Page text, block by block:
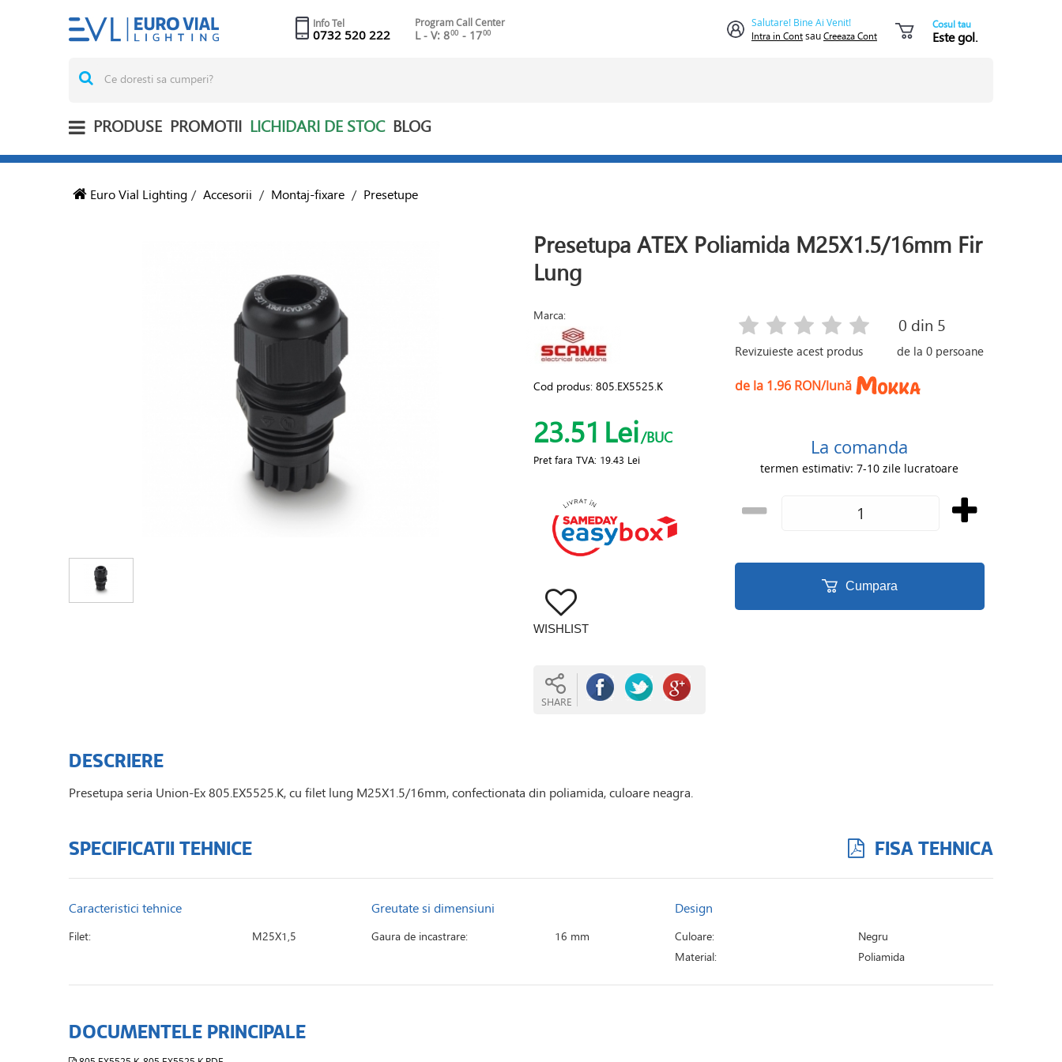
Info Tel
0732 520 222
Program Call Center
L - V: 800 - 1700
Salutare! Bine Ai Venit!
Intra in ContsauCreeaza Cont
Cosul tau
Este gol.
PRODUSE PROMOTII LICHIDARI DE STOC BLOG
Euro Vial Lighting / Accesorii / Montaj-fixare / Presetupe
Presetupa ATEX Poliamida M25X1.5/16mm Fir
Lung
Marca:
Cod produs:805.EX5525.K
23.51Lei/BUC
Pret fara TVA: 19.43 Lei
WISHLIST
SHARE
Revizuieste acest produs
0 din 5
de la0 persoane
de la 1.96 RON/lună
La comanda
termen estimativ: 7-10 zile lucratoare
Cumpara
DESCRIERE
Presetupa seria Union-Ex 805.EX5525.K, cu filet lung M25X1.5/16mm, confectionata din poliamida, culoare neagra.
SPECIFICATII TEHNICE FISA TEHNICA
Caracteristici tehnice
Filet: M25X1,5
Greutate si dimensiuni
Gaura de incastrare: 16 mm
Design
Culoare:
Negru
Material:
Poliamida
DOCUMENTELE PRINCIPALE